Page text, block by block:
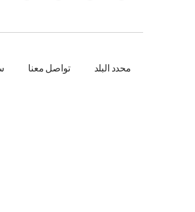
محدد البلد تواصل معنا